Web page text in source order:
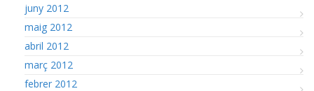
juny 2012
maig 2012
abril 2012
març 2012
febrer 2012